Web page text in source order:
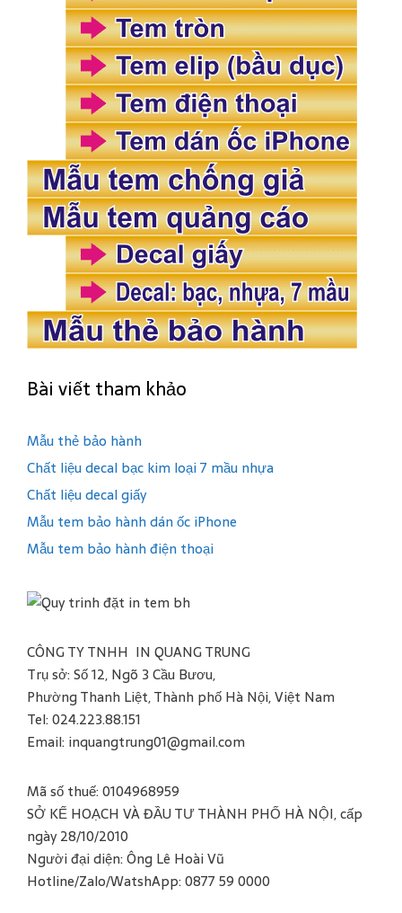
Bài viết tham khảo
Mẫu thẻ bảo hành
Chất liệu decal bạc kim loại 7 mầu nhựa
Chất liệu decal giấy
Mẫu tem bảo hành dán ốc iPhone
Mẫu tem bảo hành điện thoại
CÔNG TY TNHH IN QUANG TRUNG
Trụ sở: Số 12, Ngõ 3 Cầu Bươu,
Phường Thanh Liệt, Thành phố Hà Nội, Việt Nam
Tel: 024.223.88.151
Email: inquangtrung01@gmail.com
Mã số thuế: 0104968959
SỞ KẾ HOẠCH VÀ ĐẦU TƯ THÀNH PHỐ HÀ NỘI, cấp
ngày 28/10/2010
Người đại diện: Ông Lê Hoài Vũ
Hotline/Zalo/WatshApp: 0877 59 0000